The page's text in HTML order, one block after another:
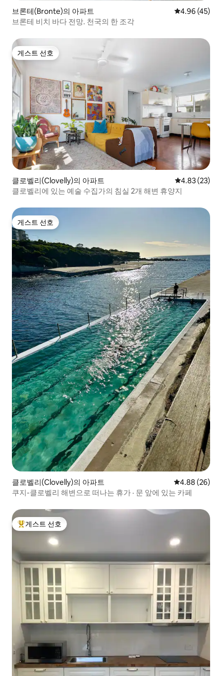
브론테(Bronte)의 아파트 평점 4.96점(5
4.96 (45)
브론테 비치 바다 전망. 천국의 한 조각
게스트 선호
게스트 선호
클로벨리(Clovelly)의 아파트 평점 4.83점(5
4.83 (23)
클로벨리에 있는 예술 수집가의 침실 2개 해변 휴양지
게스트 선호
게스트 선호
클로벨리(Clovelly)의 아파트 평점 4.88점(5
4.88 (26)
쿠지-클로벨리 해변으로 떠나는 휴가 · 문 앞에 있는 카페
상위 게스트 선호
게스트 선호